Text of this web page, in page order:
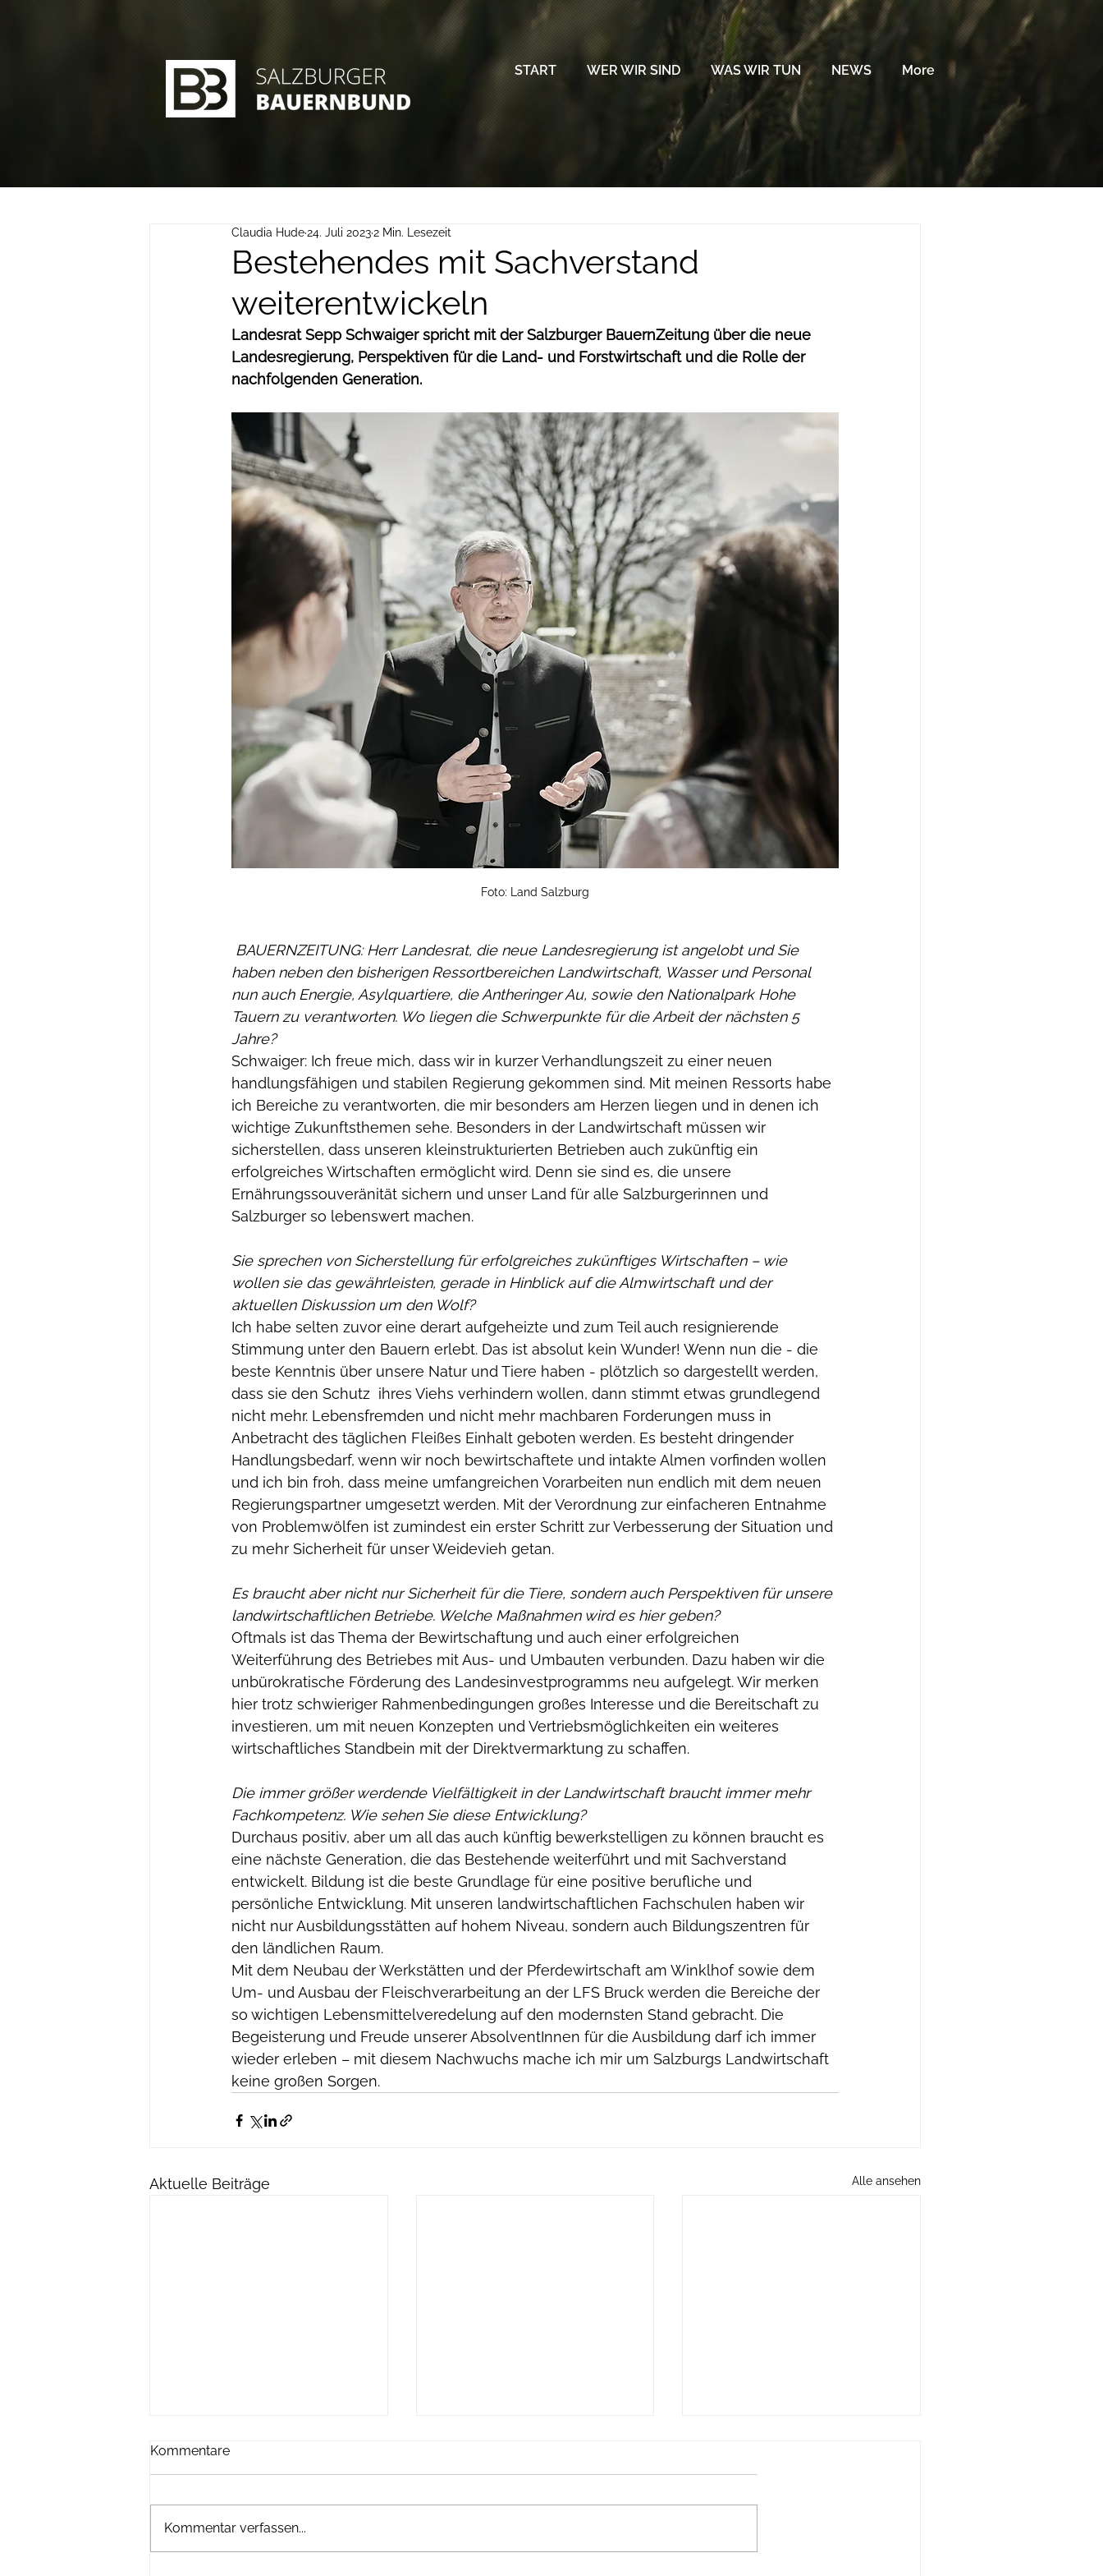
START WER WIR SIND WAS WIR TUN NEWS More
Bestehendes mit Sachverstand
weiterentwickeln
Claudia Hude24. Juli 20232 Min. Lesezeit
Landesrat Sepp Schwaiger spricht mit der Salzburger BauernZeitung über die neue
Landesregierung, Perspektiven für die Land- und Forstwirtschaft und die Rolle der
nachfolgenden Generation.
Foto: Land Salzburg
haben neben den bisherigen Ressortbereichen Landwirtschaft, Wasser und Personal
nun auch Energie, Asylquartiere, die Antheringer Au, sowie den Nationalpark Hohe
Tauern zu verantworten. Wo liegen die Schwerpunkte für die Arbeit der nächsten 5
Jahre?
Schwaiger: Ich freue mich, dass wir in kurzer Verhandlungszeit zu einer neuen
handlungsfähigen und stabilen Regierung gekommen sind. Mit meinen Ressorts habe
ich Bereiche zu verantworten, die mir besonders am Herzen liegen und in denen ich
wichtige Zukunftsthemen sehe. Besonders in der Landwirtschaft müssen wir
sicherstellen, dass unseren kleinstrukturierten Betrieben auch zukünftig ein
erfolgreiches Wirtschaften ermöglicht wird. Denn sie sind es, die unsere
Ernährungssouveränität sichern und unser Land für alle Salzburgerinnen und
Salzburger so lebenswert machen.
Sie sprechen von Sicherstellung für erfolgreiches zukünftiges Wirtschaften – wie
wollen sie das gewährleisten, gerade in Hinblick auf die Almwirtschaft und der
aktuellen Diskussion um den Wolf?
Ich habe selten zuvor eine derart aufgeheizte und zum Teil auch resignierende
Stimmung unter den Bauern erlebt. Das ist absolut kein Wunder! Wenn nun die - die
beste Kenntnis über unsere Natur und Tiere haben - plötzlich so dargestellt werden,
dass sie den Schutz  ihres Viehs verhindern wollen, dann stimmt etwas grundlegend
nicht mehr. Lebensfremden und nicht mehr machbaren Forderungen muss in
Anbetracht des täglichen Fleißes Einhalt geboten werden. Es besteht dringender
Handlungsbedarf, wenn wir noch bewirtschaftete und intakte Almen vorfinden wollen
und ich bin froh, dass meine umfangreichen Vorarbeiten nun endlich mit dem neuen
Regierungspartner umgesetzt werden. Mit der Verordnung zur einfacheren Entnahme
von Problemwölfen ist zumindest ein erster Schritt zur Verbesserung der Situation und
zu mehr Sicherheit für unser Weidevieh getan.
Es braucht aber nicht nur Sicherheit für die Tiere, sondern auch Perspektiven für unsere
landwirtschaftlichen Betriebe. Welche Maßnahmen wird es hier geben?
Oftmals ist das Thema der Bewirtschaftung und auch einer erfolgreichen
Weiterführung des Betriebes mit Aus- und Umbauten verbunden. Dazu haben wir die
unbürokratische Förderung des Landesinvestprogramms neu aufgelegt. Wir merken
hier trotz schwieriger Rahmenbedingungen großes Interesse und die Bereitschaft zu
investieren, um mit neuen Konzepten und Vertriebsmöglichkeiten ein weiteres
wirtschaftliches Standbein mit der Direktvermarktung zu schaffen.
Die immer größer werdende Vielfältigkeit in der Landwirtschaft braucht immer mehr
Fachkompetenz. Wie sehen Sie diese Entwicklung?
Durchaus positiv, aber um all das auch künftig bewerkstelligen zu können braucht es
eine nächste Generation, die das Bestehende weiterführt und mit Sachverstand
entwickelt. Bildung ist die beste Grundlage für eine positive berufliche und
persönliche Entwicklung. Mit unseren landwirtschaftlichen Fachschulen haben wir
nicht nur Ausbildungsstätten auf hohem Niveau, sondern auch Bildungszentren für
den ländlichen Raum.
Mit dem Neubau der Werkstätten und der Pferdewirtschaft am Winklhof sowie dem
Um- und Ausbau der Fleischverarbeitung an der LFS Bruck werden die Bereiche der
so wichtigen Lebensmittelveredelung auf den modernsten Stand gebracht. Die
Begeisterung und Freude unserer AbsolventInnen für die Ausbildung darf ich immer
wieder erleben – mit diesem Nachwuchs mache ich mir um Salzburgs Landwirtschaft
keine großen Sorgen.
Aktuelle Beiträge Alle ansehen
Kommentare
Kommentar verfassen...